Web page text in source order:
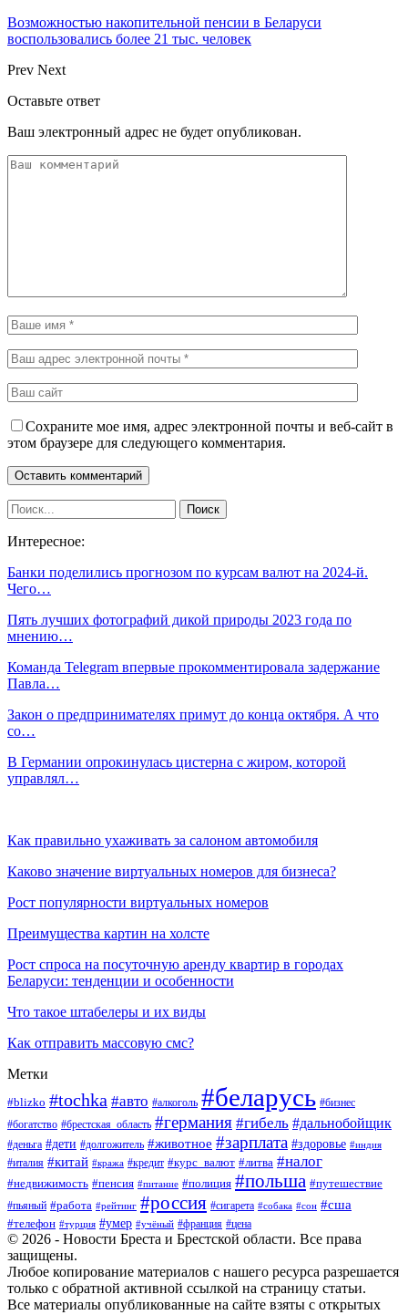
Возможностью накопительной пенсии в Беларуси
воспользовались более 21 тыс. человек
Prev Next
Оставьте ответ
Ваш электронный адрес не будет опубликован.
Сохраните мое имя, адрес электронной почты и веб-сайт в
этом браузере для следующего комментария.
Интересное:
Банки поделились прогнозом по курсам валют на 2024-й.
Чего…
Пять лучших фотографий дикой природы 2023 года по
мнению…
Команда Telegram впервые прокомментировала задержание
Павла…
Закон о предпринимателях примут до конца октября. А что
со…
В Германии опрокинулась цистерна с жиром, которой
управлял…
Как правильно ухаживать за салоном автомобиля
Каково значение виртуальных номеров для бизнеса?
Рост популярности виртуальных номеров
Преимущества картин на холсте
Рост спроса на посуточную аренду квартир в городах
Беларуси: тенденции и особенности
Что такое штабелеры и их виды
Как отправить массовую смс?
Метки
#blizko #tochka #авто #алкоголь #беларусь #бизнес
#богатство #брестская_область #германия #гибель #дальнобойщик
#деньга #дети #долгожитель #животное #зарплата #здоровье #индия
#италия #китай #кража #кредит #курс_валют #литва #налог
#недвижимость #пенсия #питание #полиция #польша #путешествие
#пьяный #работа #рейтинг #россия #сигарета #собака #сон #сша
#телефон #турция #умер #учёный #франция #цена
© 2026 - Новости Бреста и Брестской области. Все права
защищены.
Любое копирование материалов с нашего ресурса разрешается
только с обратной активной ссылкой на страницу статьи.
Все материалы опубликованные на сайте взяты с открытых